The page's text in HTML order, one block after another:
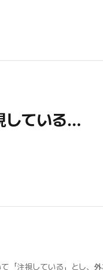
している…
「注視している」とし、